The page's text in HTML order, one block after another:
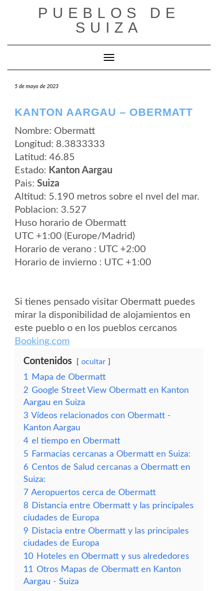
PUEBLOS DE
SUIZA
Cambiar modo de navegación
5 de mayo de 2023
KANTON AARGAU – OBERMATT
Nombre: Obermatt
Longitud: 8.3833333
Latitud: 46.85
Estado: Kanton Aargau
Pais: Suiza
Altitud: 5.190 metros sobre el nvel del mar.
Poblacion: 3.527
Huso horario de Obermatt
UTC +1:00 (Europe/Madrid)
Horario de verano : UTC +2:00
Horario de invierno : UTC +1:00
Si tienes pensado visitar Obermatt puedes
mirar la disponibilidad de alojamientos en
este pueblo o en los pueblos cercanos
Booking.com
Contenidos ocultar
1
Mapa de Obermatt
2 Google Street View Obermatt en Kanton
Aargau en Suiza
3 Vídeos relacionados con Obermatt -
Kanton Aargau
4 el tiempo en Obermatt
5 Farmacias cercanas a Obermatt en Suiza:
6 Centos de Salud cercanas a Obermatt en
Suiza:
7 Aeropuertos cerca de Obermatt
8 Distancia entre Obermatt y las principales
ciudades de Europa
9 Distacia entre Obermatt y las principales
ciudades de Europa
10 Hoteles en Obermatt y sus alrededores
11 Otros Mapas de Obermatt en Kanton
Aargau - Suiza